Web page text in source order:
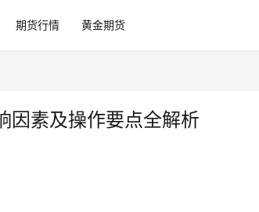
期货行情 黄金期货
因素及操作要点全解析